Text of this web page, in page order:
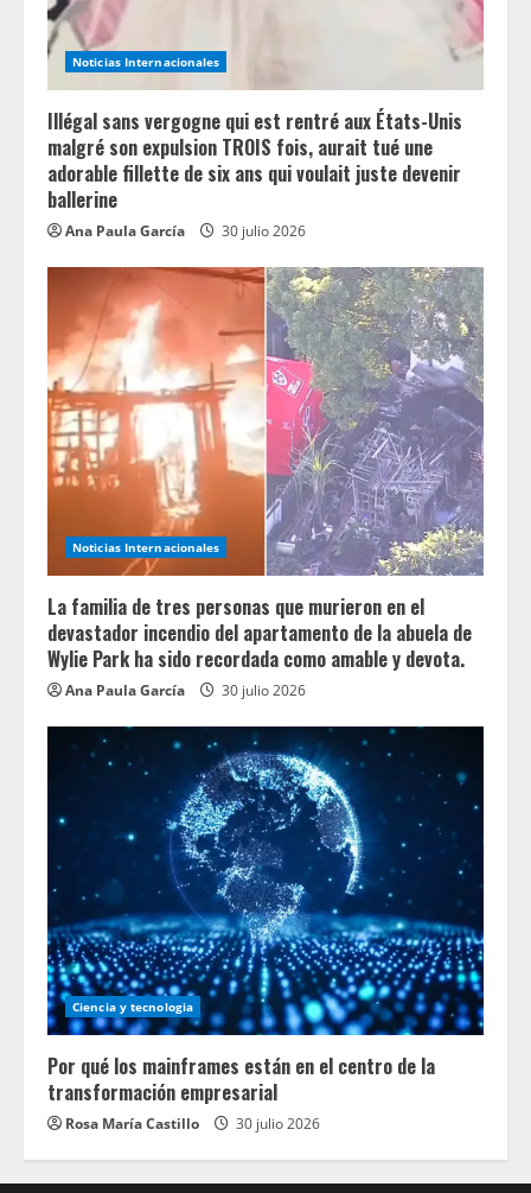
Noticias Internacionales
Illégal sans vergogne qui est rentré aux États-Unis
malgré son expulsion TROIS fois, aurait tué une
adorable fillette de six ans qui voulait juste devenir
ballerine
Ana Paula García 30 julio 2026
Noticias Internacionales
La familia de tres personas que murieron en el
devastador incendio del apartamento de la abuela de
Wylie Park ha sido recordada como amable y devota.
Ana Paula García 30 julio 2026
Ciencia y tecnologia
Por qué los mainframes están en el centro de la
transformación empresarial
Rosa María Castillo 30 julio 2026